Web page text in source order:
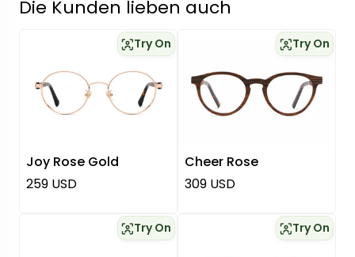
Die Kunden lieben auch
Joy Rose Gold
Try On
Regulärer Preis
259 USD
Cheer Rose
Try On
Regulärer Preis
309 USD
Try On Try On